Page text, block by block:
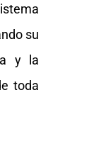
su
y la
toda